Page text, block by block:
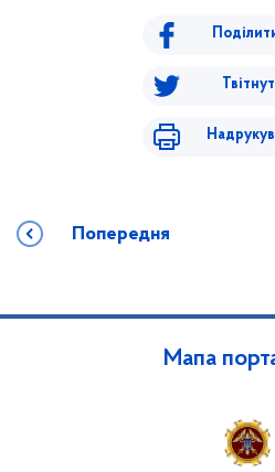
Попередня
Мапа